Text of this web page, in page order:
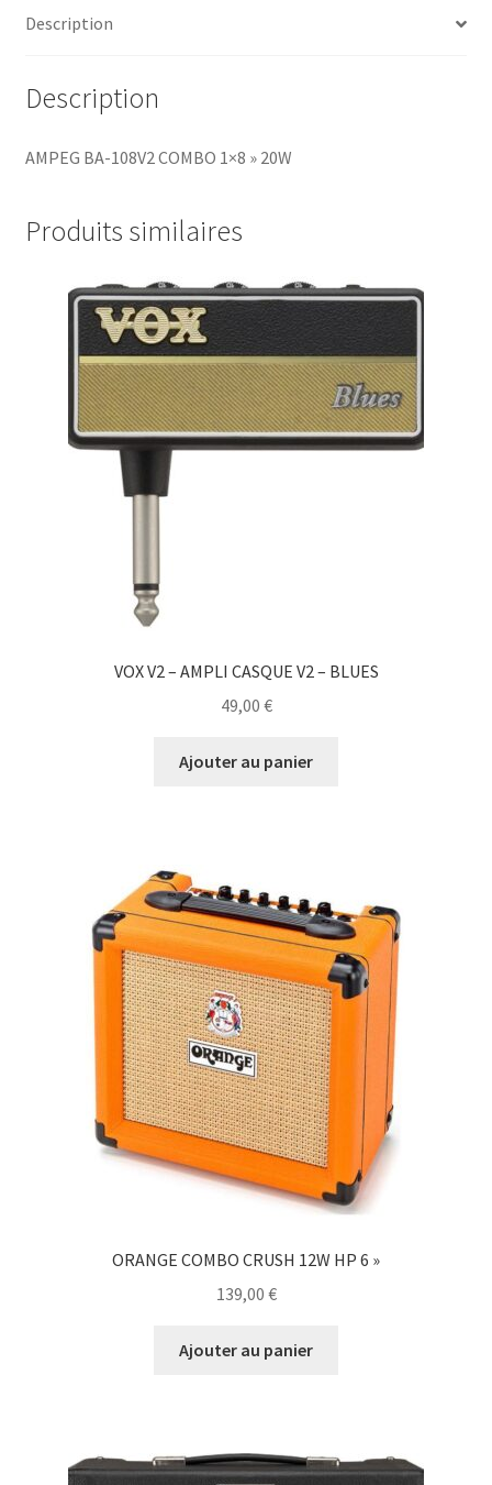
Description
Description
AMPEG BA-108V2 COMBO 1×8 » 20W
Produits similaires
VOX V2 – AMPLI CASQUE V2 – BLUES
49,00 €
Ajouter au panier
ORANGE COMBO CRUSH 12W HP 6 »
139,00 €
Ajouter au panier